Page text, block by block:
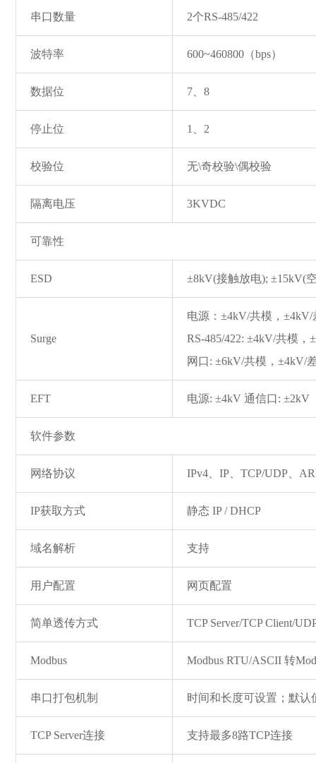
串口数量 2个RS-485/422
波特率 600~460800（bps）
数据位 7、8
停止位 1、2
校验位 无\奇校验\偶校验
隔离电压 3KVDC
可靠性
ESD ±8kV(接触放电); ±15kV(
Surge
电源：±4kV/共模，±4kV/
RS-485/422: ±4kV/共模，
网口: ±6kV/共模，±4kV/
EFT 电源: ±4kV 通信口: ±2kV
软件参数
网络协议 IPv4、IP、TCP/UDP、
IP获取方式 静态 IP / DHCP
域名解析 支持
用户配置 网页配置
简单透传方式 TCP Server/TCP Client/
Modbus Modbus RTU/ASCII 转
串口打包机制 时间和长度可设置；默认
TCP Server连接 支持最多8路TCP连接